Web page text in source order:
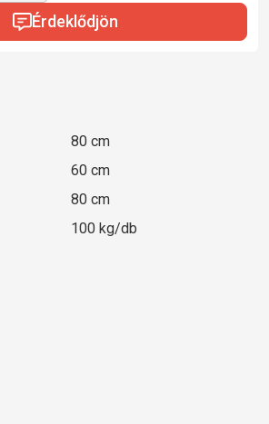
Érdeklődjön
80 cm
60 cm
80 cm
100 kg/db